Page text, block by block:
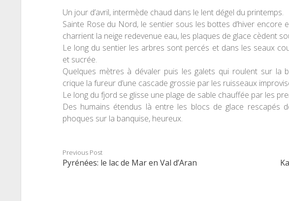
Un jour d’avril, intermède chaud dans le lent dégel du printemps.
Sainte Rose du Nord, le sentier sous les bottes d’hiver encore
charrient la neige redevenue eau, les plaques de glace cèdent
Le long du sentier les arbres sont percés et dans les seaux
et sucrée.
Quelques mètres à dévaler puis les galets qui roulent sur la
crique la fureur d’une cascade grossie par les ruisseaux
Le long du fjord se glisse une plage de sable chauffée par les
Des humains étendus là entre les blocs de glace rescapés
phoques sur la banquise, heureux.
Previous Post
Pyrénées: le lac de Mar en Val d’Aran